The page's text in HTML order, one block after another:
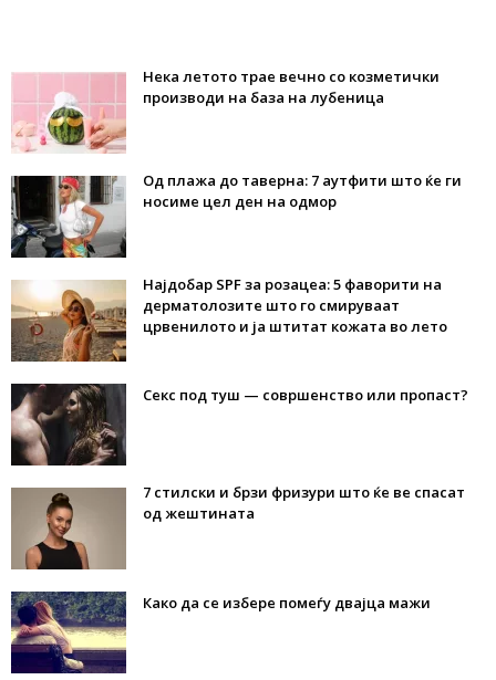
Нека летото трае вечно со козметички
производи на база на лубеница
Од плажа до таверна: 7 аутфити што ќе ги
носиме цел ден на одмор
Најдобар SPF за розацеа: 5 фаворити на
дерматолозите што го смируваат
црвенилото и ја штитат кожата во лето
Секс под туш — совршенство или пропаст?
7 стилски и брзи фризури што ќе ве спасат
од жештината
Како да се избере помеѓу двајца мажи